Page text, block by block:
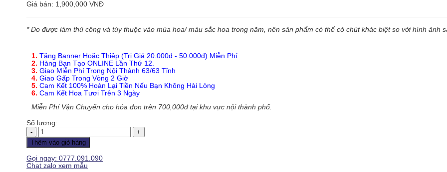
Giá bán: 1,900,000 VNĐ
* Do được làm thủ công và tùy thuộc vào mùa hoa/ màu sắc hoa trong năm, nên sản phẩm có thể có chút khác biệt so với hình ảnh
1. Tặng Banner Hoặc Thiệp (Trị Giá 20.000đ - 50.000đ) Miễn Phí
2. Hàng Bạn Tạo ONLINE Lần Thứ 12.
3. Giao Miễn Phí Trong Nội Thành 63/63 Tỉnh
4. Giao Gấp Trong Vòng 2 Giờ
5. Cam Kết 100% Hoàn Lại Tiền Nếu Bạn Không Hài Lòng
6. Cam Kết Hoa Tươi Trên 3 Ngày
Miễn Phí Vận Chuyển cho hóa đơn trên 700,000đ tại khu vực nội thành phố.
Số lượng:
Hoa
Khai
Trương
Tất
Thắng
Thêm vào giỏ hàng
Gọi ngay: 0777.091.090
Chat zalo xem mẫu